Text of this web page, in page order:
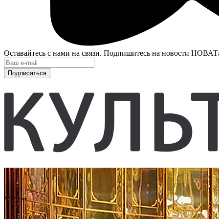
Оставайтесь с нами на связи. Подпишитесь на новости
Подписаться